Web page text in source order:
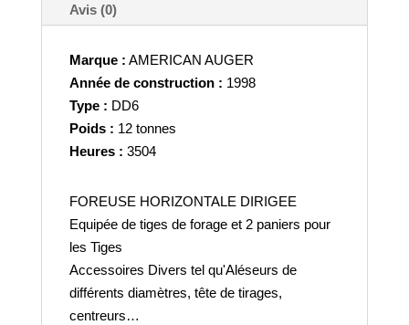
Avis (0)
Marque : AMERICAN AUGER
Année de construction : 1998
Type : DD6
Poids : 12 tonnes
Heures : 3504
FOREUSE HORIZONTALE DIRIGEE
Equipée de tiges de forage et 2 paniers pour
les Tiges
Accessoires Divers tel qu'Aléseurs de
différents diamètres, tête de tirages,
centreurs…